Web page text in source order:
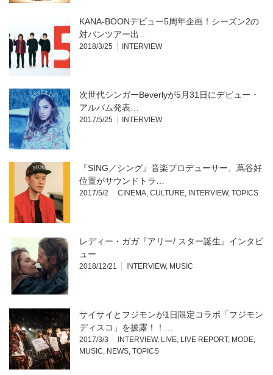
KANA-BOONデビュー5周年企画！シーズン2の
対バンツアー出…
2018/3/25 INTERVIEW
次世代シンガーBeverlyが5月31日にデビュー・
アルバム発表…
2017/5/25 INTERVIEW
『SING／シング』音楽プロデューサー、蔦谷好
位置がサウンドトラ…
2017/5/2 CINEMA CULTURE INTERVIEW, TOPICS
レディー・ガガ『アリー/ スター誕生』インタビ
ュー
2018/12/21 INTERVIEW, MUSIC
サイサイとフジモンが1日限定コラボ「フジモン
ディスコ」を披露！！…
2017/3/3 INTERVIEW, LIVE LIVE REPORT, MODE
MUSIC NEWS TOPICS